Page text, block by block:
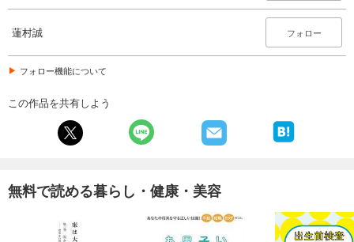
蓮村誠 フォロー
フォロー機能について
この作品を共有しよう
無料で読める暮らし・健康・美容